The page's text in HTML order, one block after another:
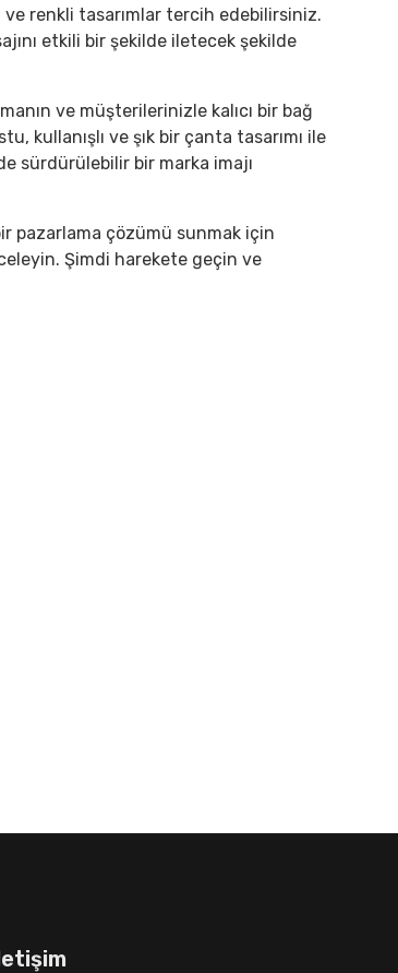
renkli tasarımlar tercih edebilirsiniz.
etkili bir şekilde iletecek şekilde
ve müşterilerinizle kalıcı bir bağ
kullanışlı ve şık bir çanta tasarımı ile
sürdürülebilir bir marka imajı
pazarlama çözümü sunmak için
Şimdi harekete geçin ve